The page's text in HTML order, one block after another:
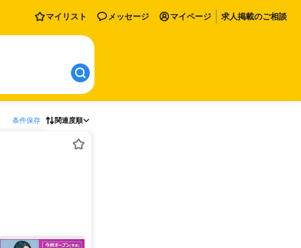
マイリスト メッセージ マイページ 求人掲載のご相談
条件保存 関連度順